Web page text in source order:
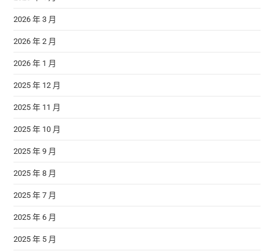
2026 年 3 月
2026 年 2 月
2026 年 1 月
2025 年 12 月
2025 年 11 月
2025 年 10 月
2025 年 9 月
2025 年 8 月
2025 年 7 月
2025 年 6 月
2025 年 5 月